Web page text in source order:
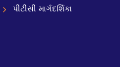
પીટીસી માર્ગદર્શિકા